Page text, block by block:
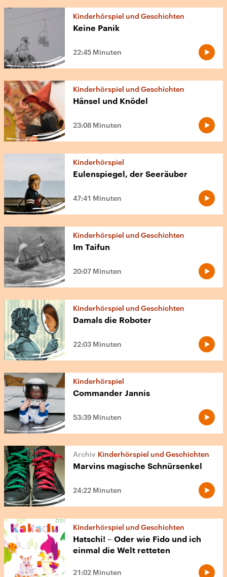
Kinderhörspiel und Geschichten
Keine Panik
22:45 Minuten
Kinderhörspiel und Geschichten
Hänsel und Knödel
23:08 Minuten
Kinderhörspiel
Eulenspiegel, der Seeräuber
47:41 Minuten
Kinderhörspiel und Geschichten
Im Taifun
20:07 Minuten
Kinderhörspiel und Geschichten
Damals die Roboter
22:03 Minuten
Kinderhörspiel
Commander Jannis
53:39 Minuten
Kinderhörspiel und Geschichten
Marvins magische Schnürsenkel
24:22 Minuten
Kinderhörspiel und Geschichten
Hatschi! – Oder wie Fido und ich
einmal die Welt retteten
21:02 Minuten